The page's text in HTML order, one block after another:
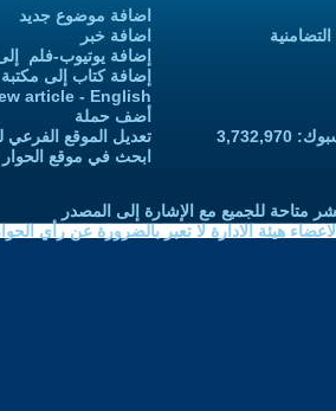
اضافة موضوع جديد
اضافة خبر
إضافة يوتيوب-فلم
إضافة كتاب إلى مكتبة
article - English
أضف حملة
تعديل الموقع الفرعي
ابحث في موقع الحوار
متاحة للجميع مع الإشارة إلى المصدر
هيئة الادارة لا تعبر بالضرورة عن رأي